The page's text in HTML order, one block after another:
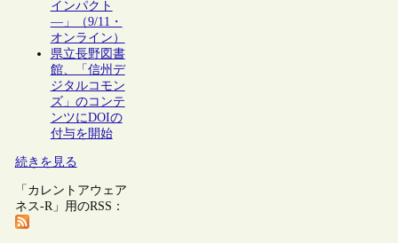
インパクト
―」（9/11・
オンライン）
県立長野図書
館、「信州デ
ジタルコモン
ズ」のコンテ
ンツにDOIの
付与を開始
続きを見る
「カレントアウェア
ネス-R」用のRSS：